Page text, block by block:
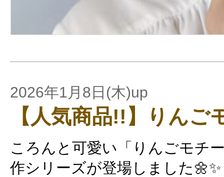
2026年1月8日(木)up
【人気商品!!】りんご
ころんと可愛い「りんごモチ
作シリーズが登場しました🌼✨